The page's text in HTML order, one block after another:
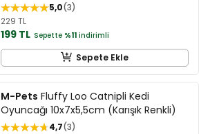
5,0 3
229 TL
199 TL Sepette %11 indirimli
Sepete Ekle
M-Pets Fluffy Loo Catnipli Kedi
Oyuncağı 10x7x5,5cm (Karışık Renkli)
4,7 3